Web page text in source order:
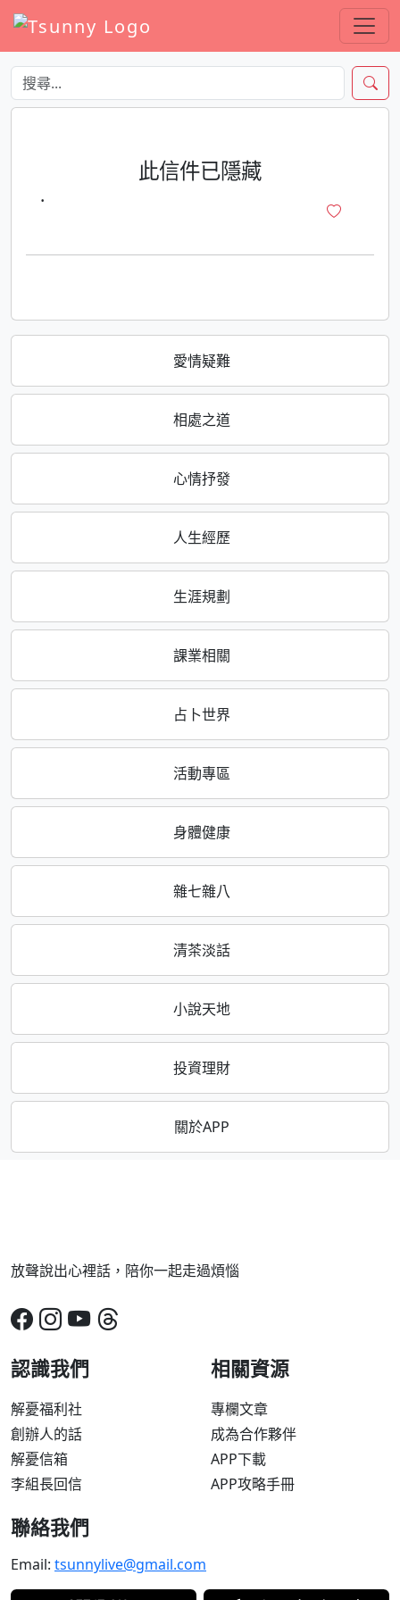
愛情疑難
相處之道
心情抒發
人生經歷
生涯規劃
課業相關
占卜世界
活動專區
身體健康
雜七雜八
清茶淡話
小說天地
投資理財
關於APP
此信件已隱藏
·
放聲說出心裡話，陪你一起走過煩惱
認識我們
解憂福利社
創辦人的話
解憂信箱
李組長回信
相關資源
專欄文章
成為合作夥伴
APP下載
APP攻略手冊
聯絡我們
Email: tsunnylive@gmail.com